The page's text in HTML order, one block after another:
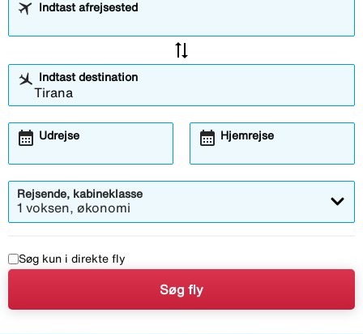
Indtast afrejsested
sync_alt
Indtast destination
Udrejse
calendar_month Hjemrejse
calendar_month
Rejsende, kabineklasse
1 voksen, økonomi
Søg kun i direkte fly
Søg fly